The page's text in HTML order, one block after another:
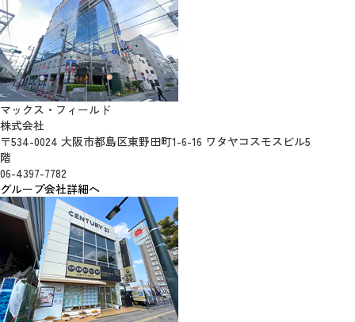
マックス・フィールド
株式会社
〒534-0024 大阪市都島区東野田町1-6-16 ワタヤコスモスビル5
階
06-4397-7782
グループ会社詳細へ